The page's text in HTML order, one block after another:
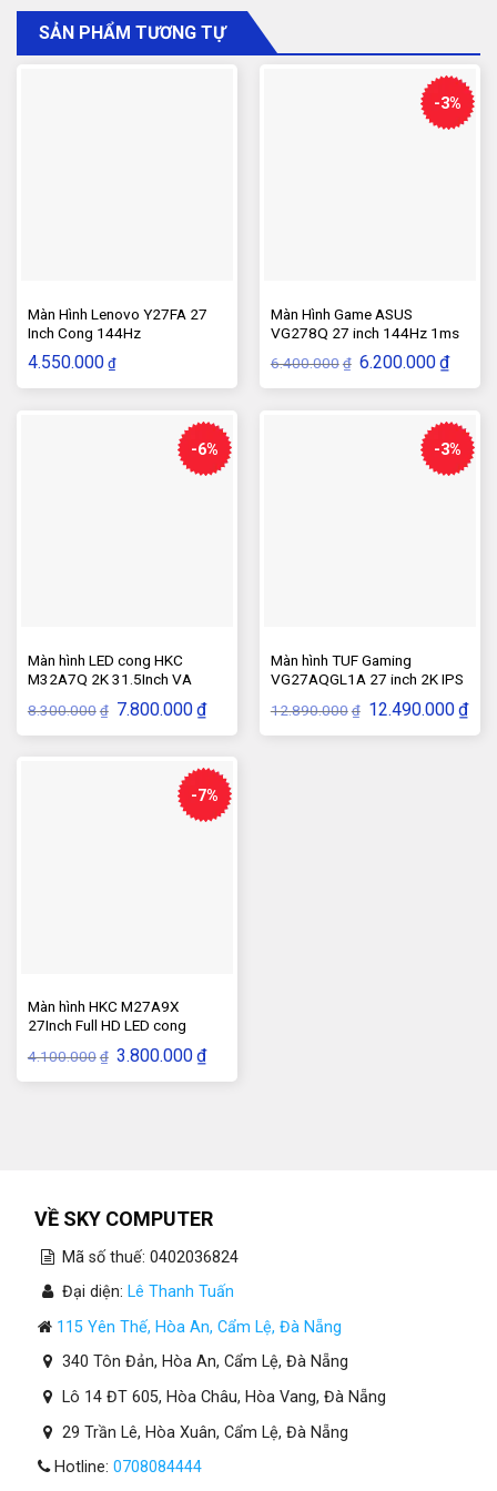
SẢN PHẨM TƯƠNG TỰ
Màn Hình Lenovo Y27FA 27
Inch Cong 144Hz
4.550.000 ₫
-3%
Màn Hình Game ASUS
VG278Q 27 inch 144Hz 1ms
6.400.000 ₫ Giá
gốc
là:
6.200.000₫Giá
hiện
tại
-6%
Màn hình LED cong HKC
M32A7Q 2K 31.5Inch VA
8.300.000 ₫ Giá
gốc
là:
7.800.000₫Giá
hiện
tại
7.800.000₫.
-3%
Màn hình TUF Gaming
VG27AQGL1A 27 inch 2K IPS
12.890.000 ₫ Giá
gốc
là:
12.490.000₫Giá
hiện
tại
-7%
Màn hình HKC M27A9X
27Inch Full HD LED cong
4.100.000 ₫ Giá
gốc
là:
3.800.000₫Giá
hiện
tại
VỀ SKY COMPUTER
Mã số thuế: 0402036824
Đại diện: Lê Thanh Tuấn
115 Yên Thế, Hòa An, Cẩm Lệ, Đà Nẵng
340 Tôn Đản, Hòa An, Cẩm Lệ, Đà Nẵng
Lô 14 ĐT 605, Hòa Châu, Hòa Vang, Đà Nẵng
29 Trần Lê, Hòa Xuân, Cẩm Lệ, Đà Nẵng
Hotline: 0708084444